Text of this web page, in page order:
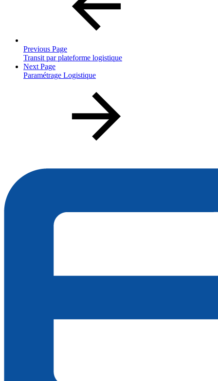
Previous Page
Transit par plateforme logistique
Next Page
Paramétrage Logistique